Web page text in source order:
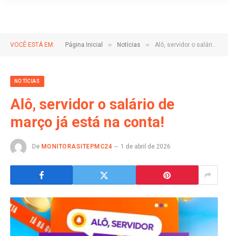
VOCÊ ESTÁ EM: Página Inicial » Notícias » Alô, servidor o salário de março já está na conta!
NOTÍCIAS
Alô, servidor o salário de
março já está na conta!
De MONITORASITEPMC24 1 de abril de 2026